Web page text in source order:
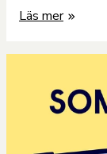
Läs mer